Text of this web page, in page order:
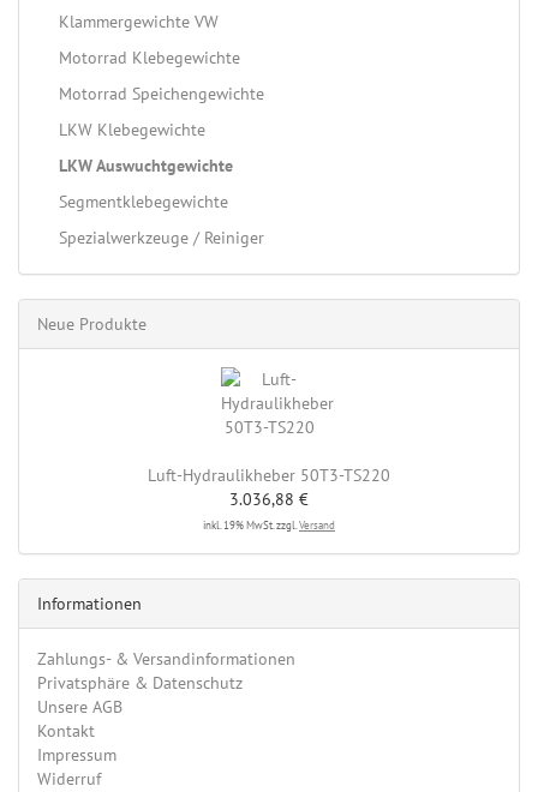
Klammergewichte VW
Motorrad Klebegewichte
Motorrad Speichengewichte
LKW Klebegewichte
LKW Auswuchtgewichte
Segmentklebegewichte
Spezialwerkzeuge / Reiniger
Neue Produkte
Luft-Hydraulikheber 50T3-TS220
3.036,88 €
inkl. 19% MwSt. zzgl. Versand
Informationen
Zahlungs- & Versandinformationen
Privatsphäre & Datenschutz
Unsere AGB
Kontakt
Impressum
Widerruf